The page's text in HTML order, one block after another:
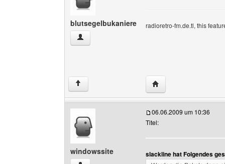
blutsegelbukaniere
blutsegelbukaniere Benutzer-Profile anzeigen
radioretro-fm.de.tl, this
↑ Website dieses
windowssite
06.06.2009 um 10:36
Titel:
slackline hat Folgendes